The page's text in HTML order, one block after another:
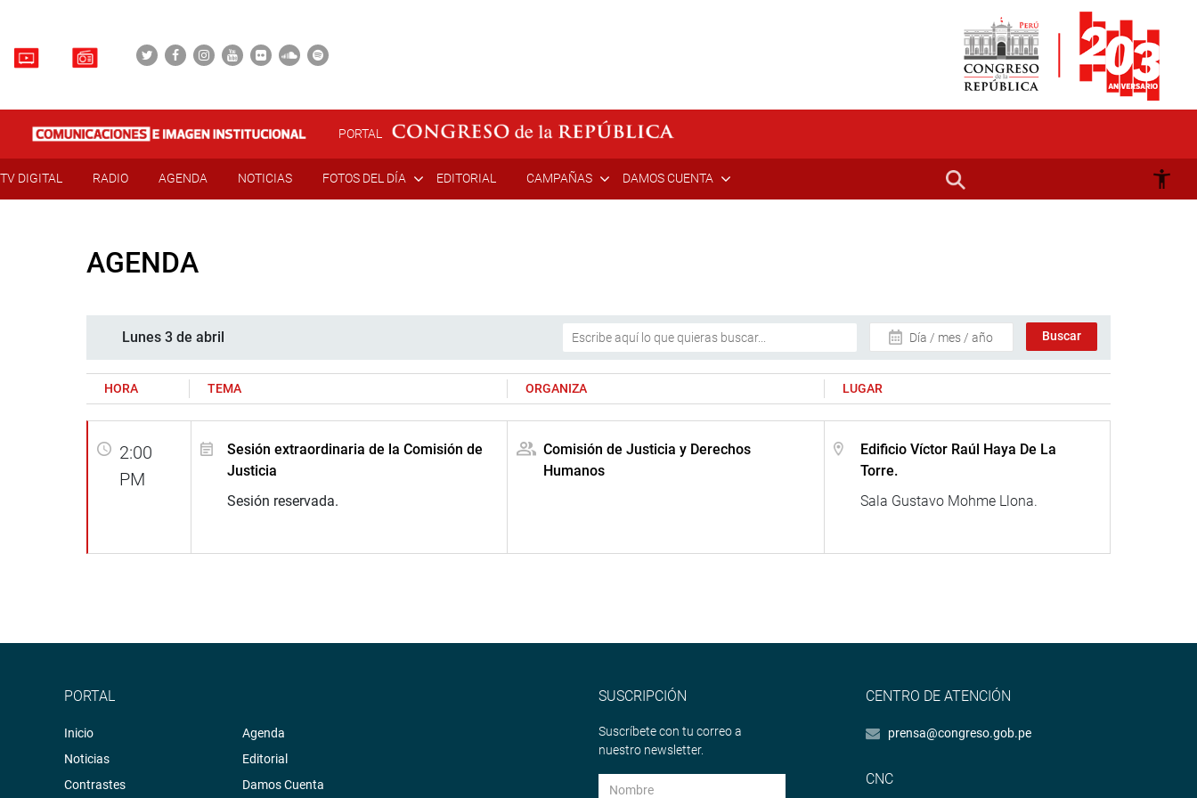
PORTAL
TV DIGITAL RADIO AGENDA NOTICIAS FOTOS DEL DÍA EDITORIAL CAMPAÑAS DAMOS CUENTA
AGENDA
Lunes 3 de abril Día / mes / año
HORA TEMA ORGANIZA LUGAR
2:00
PM
Sesión extraordinaria de la Comisión de
Justicia
Sesión reservada.
Comisión de Justicia y Derechos
Humanos
Edificio Víctor Raúl Haya De La
Torre.
Sala Gustavo Mohme Llona.
PORTAL
Inicio
Noticias
Contrastes
Agenda
Editorial
Damos Cuenta
SUSCRIPCIÓN
Suscríbete con tu correo a
nuestro newsletter.
CENTRO DE ATENCIÓN
prensa@congreso.gob.pe
CNC